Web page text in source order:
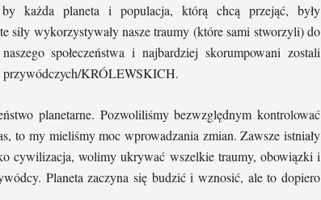
by każda planeta i populacja, którą chcą przejąć, były
siły wykorzystywały nasze traumy (które sami stworzyli) do
społeczeństwa i najbardziej skorumpowani zostali
przywódczych/KRÓLEWSKICH.
planetarne. Pozwoliliśmy bezwzględnym kontrolować
to my mieliśmy moc wprowadzania zmian. Zawsze istniały
cywilizacja, wolimy ukrywać wszelkie traumy, obowiązki i
Planeta zaczyna się budzić i wznosić, ale to dopiero